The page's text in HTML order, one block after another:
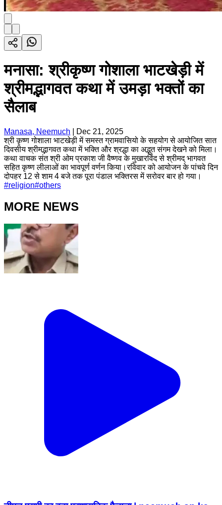
मनासा: श्रीकृष्ण गोशाला भाटखेड़ी में
श्रीमद्भागवत कथा में उमड़ा भक्तों का
सैलाब
Manasa, Neemuch
Dec 21, 2025
श्री कृष्ण गोशाला भाटखेड़ी में समस्त ग्रामवासियो के सहयोग से आयोजित सात
दिवसीय श्रीमद्भागवत कथा में भक्ति और श्रद्धा का अद्भुत संगम देखने को मिला।
कथा वाचक संत श्री ओम प्रकाश जी वैष्णव के मुखारविंद से श्रीमद् भागवत
सहित कृष्ण लीलाओं का भावपूर्ण वर्णन किया।रविवार को आयोजन के पांचवे दिन
दोपहर 12 से शाम 4 बजे तक पूरा पंडाल भक्तिरस में सरोवर बार हो गया।
#religion#others
MORE NEWS